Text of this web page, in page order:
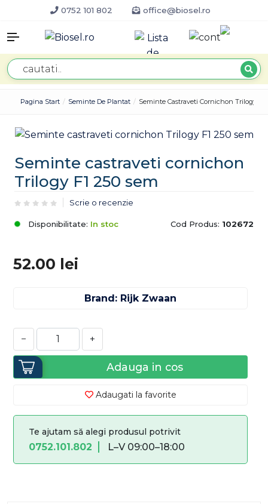
0752 101 802 office@biosel.ro
Pagina Start Seminte De Plantat Seminte Castraveti Cornichon Trilogy F1
Seminte castraveti cornichon
Trilogy F1 250 sem
Scrie o recenzie
Disponibilitate: In stoc Cod Produs: 102672
52.00 lei
Brand: Rijk Zwaan
− +
Adauga in cos
Adaugati la favorite
Te ajutam să alegi produsul potrivit
0752.101.802 L–V 09:00–18:00